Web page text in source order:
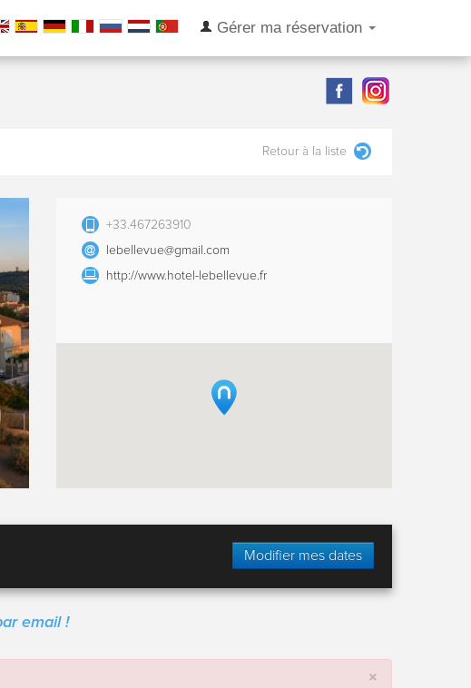
Gérer ma réservation
Retour à la liste
+33.467263910
lebellevue@gmail.com
http://www.hotel-lebellevue.fr
Modifier mes dates
email !
×